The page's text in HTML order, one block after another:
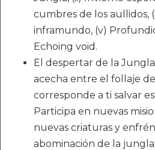
cumbres de los aullidos,
inframundo, (v)
Echoing void.
El despertar de la
acecha entre el follaje
corresponde a ti salvar
Participa en nuevas
nuevas criaturas y
abominación de la jungla.